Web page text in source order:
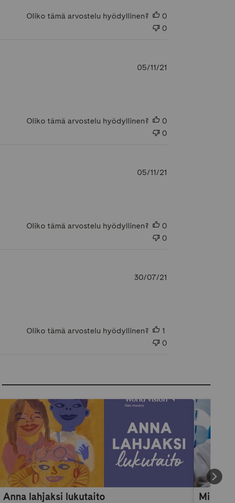
Oliko tämä arvostelu hyödyllinen?
0
0
05/11/21
Oliko tämä arvostelu hyödyllinen?
0
0
05/11/21
Oliko tämä arvostelu hyödyllinen?
0
0
30/07/21
Oliko tämä arvostelu hyödyllinen?
1
0
Anna lahjaksi lukutaito